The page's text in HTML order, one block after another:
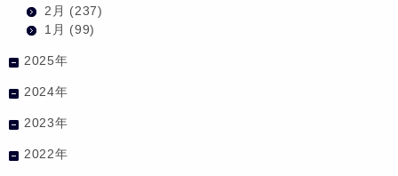
2月 (237)
1月 (99)
2025年
2024年
2023年
2022年